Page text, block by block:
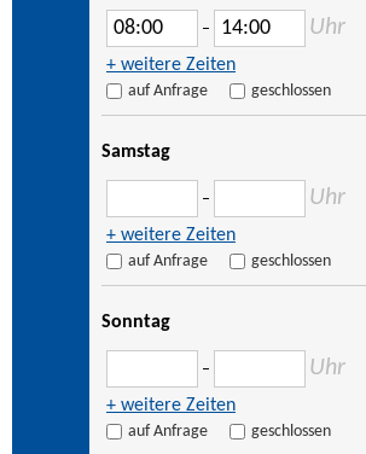
– Uhr
+ weitere Zeiten
auf Anfrage geschlossen
Samstag
– Uhr
+ weitere Zeiten
auf Anfrage geschlossen
Sonntag
– Uhr
+ weitere Zeiten
auf Anfrage geschlossen